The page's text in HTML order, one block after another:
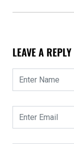
LEAVE A REPLY